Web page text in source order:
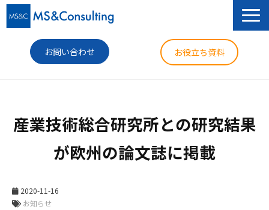
お問い合わせ お役立ち資料
セミナー
ニュース
産業技術総合研究所との研究結果
が欧州の論文誌に掲載
2020-11-16
お知らせ